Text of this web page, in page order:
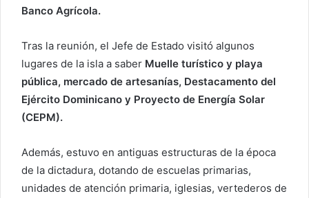
Banco Agrícola.
Tras la reunión, el Jefe de Estado visitó algunos
lugares de la isla a saber Muelle turístico y playa
pública, mercado de artesanías, Destacamento del
Ejército Dominicano y Proyecto de Energía Solar
(CEPM).
Además, estuvo en antiguas estructuras de la época
de la dictadura, dotando de escuelas primarias,
unidades de atención primaria, iglesias, vertederos de